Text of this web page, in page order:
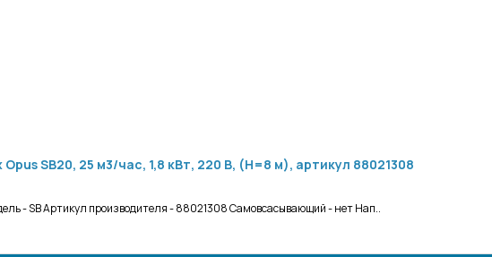
SB20, 25 м3/час, 1,8 кВт, 220 В, (H=8 м), артикул 88021308
- SB Артикул производителя - 88021308 Самовсасывающий - нет Нап..